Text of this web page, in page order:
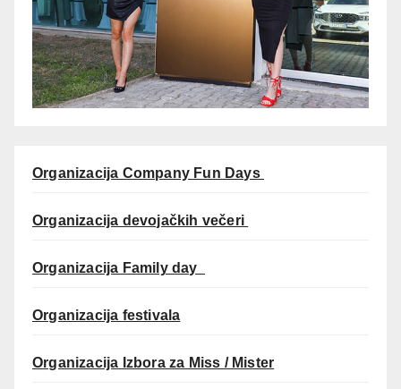
Organizacija Company Fun Days
Organizacija devojačkih večeri
Organizacija Family day
Organizacija festivala
Organizacija Izbora za Miss / Mister